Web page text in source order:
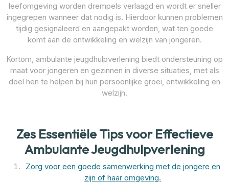
leefomgeving worden drempels verlaagd en wordt er sneller
ingegrepen wanneer dat nodig is. Hierdoor kunnen problemen
tijdig gesignaleerd en aangepakt worden, wat ten goede
komt aan de ontwikkeling en welzijn van jongeren.
Kortom, ambulante jeugdhulpverlening biedt ondersteuning op
maat voor jongeren en gezinnen in diverse situaties, met als
doel hen te helpen bij hun persoonlijke groei, ontwikkeling en
welzijn.
Zes Essentiële Tips voor Effectieve
Ambulante Jeugdhulpverlening
Zorg voor een goede samenwerking met de jongere en
zijn of haar omgeving.